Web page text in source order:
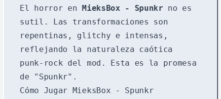
El horror en MieksBox - Spunkr no es
sutil. Las transformaciones son
repentinas, glitchy e intensas,
reflejando la naturaleza caótica
punk-rock del mod. Esta es la promesa
de "Spunkr".
Cómo Jugar MieksBox - Spunkr